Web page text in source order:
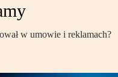
w umowie i reklamach?